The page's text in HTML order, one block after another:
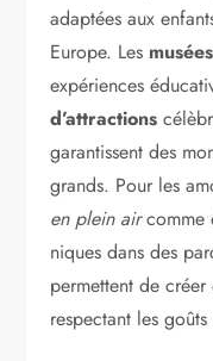
adaptées aux
Europe. Les
expériences
d’attractions
garantissent des
grands. Pour les
en plein aircomme
niques dans des
permettent de
respectant les